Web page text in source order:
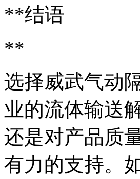
**结语
**
选择威武气动
业的流体输送
还是对产品质
有力的支持。